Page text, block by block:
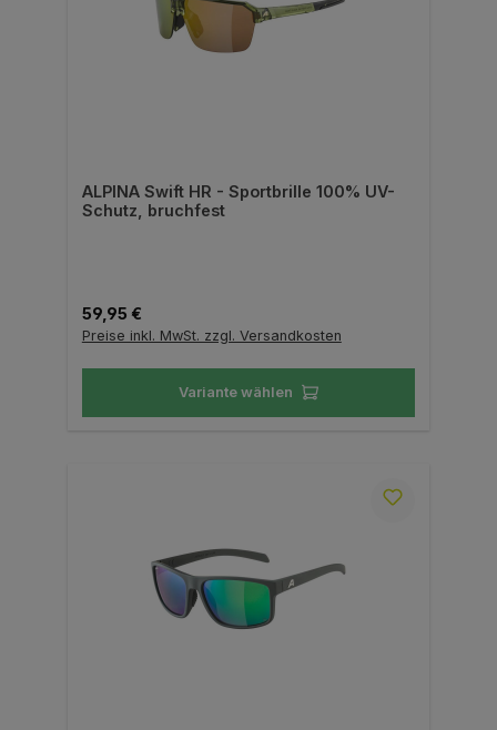
ALPINA Swift HR - Sportbrille 100% UV-
Schutz, bruchfest
Regulärer Preis:
59,95 €
Preise inkl. MwSt. zzgl. Versandkosten
Variante wählen